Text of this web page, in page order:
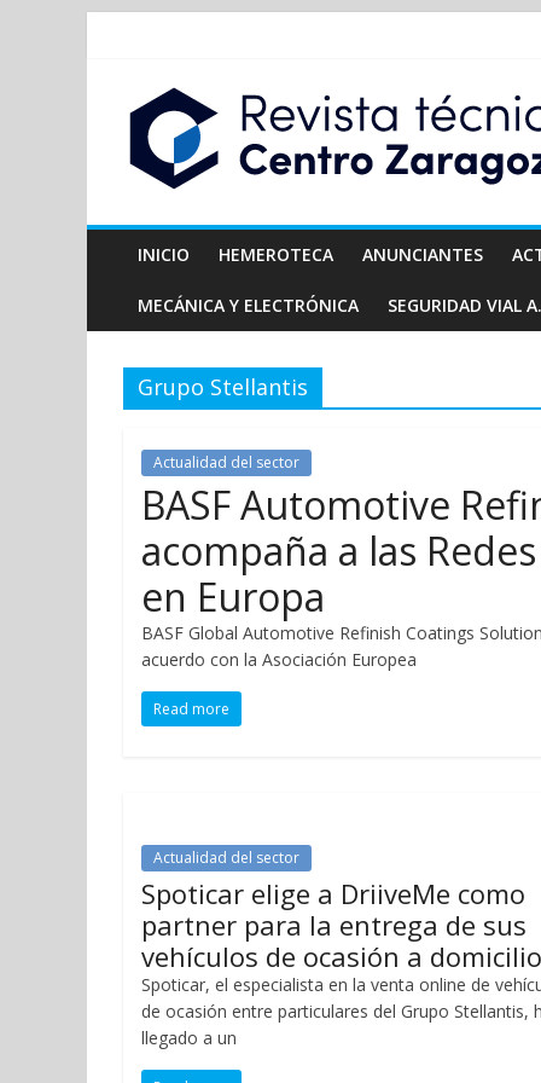
INICIO HEMEROTECA ANUNCIANTES
MECÁNICA Y ELECTRÓNICA SEGURIDAD VIAL
Grupo Stellantis
Actualidad del sector
BASF Automotive
acompaña a las
en Europa
BASF Global Automotive Refinish Coatings
acuerdo con la Asociación Europea
Read more
Actualidad del sector
Spoticar elige a DriiveMe como
partner para la entrega de sus
vehículos de ocasión a domicilio
Spoticar, el especialista en la venta online de
de ocasión entre particulares del Grupo Stellantis,
llegado a un